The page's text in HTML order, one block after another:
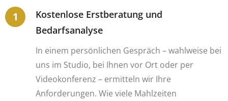
Kostenlose Erstberatung und
Bedarfsanalyse
In einem persönlichen Gespräch – wahlweise bei
uns im Studio, bei Ihnen vor Ort oder per
Videokonferenz – ermitteln wir Ihre
Anforderungen. Wie viele Mahlzeiten